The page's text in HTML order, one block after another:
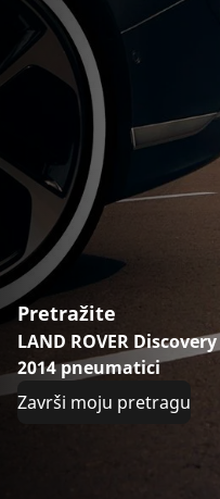
Pretražite
LAND ROVER
2014 pneumatici
Završi moju pretragu